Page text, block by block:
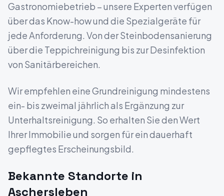
Gastronomiebetrieb – unsere Experten verfügen
über das Know-how und die Spezialgeräte für
jede Anforderung. Von der Steinbodensanierung
über die Teppichreinigung bis zur Desinfektion
von Sanitärbereichen.
Wir empfehlen eine Grundreinigung mindestens
ein- bis zweimal jährlich als Ergänzung zur
Unterhaltsreinigung. So erhalten Sie den Wert
Ihrer Immobilie und sorgen für ein dauerhaft
gepflegtes Erscheinungsbild.
Bekannte Standorte in
Aschersleben